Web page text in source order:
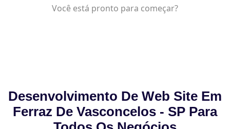
Você está pronto para começar?
Desenvolvimento De Web Site Em
Ferraz De Vasconcelos - SP Para